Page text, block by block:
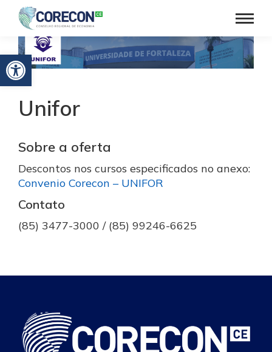
Barra de Ferramentas Aberta
Unifor
Sobre a oferta
Descontos nos cursos especificados no anexo:
Convenio Corecon – UNIFOR
Contato
(85) 3477-3000 / (85) 99246-6625